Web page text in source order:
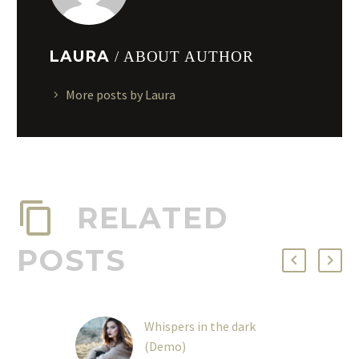
LAURA / ABOUT AUTHOR
More posts by Laura
RELATED
POSTS
Whispers in the dark
(Demo)